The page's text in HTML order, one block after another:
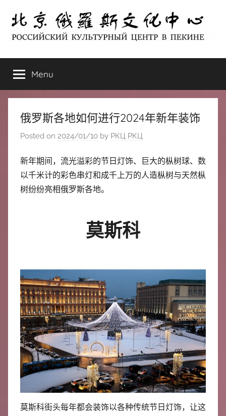
content
北
京
俄
罗
斯
文
ЦЕНТР
В
ПЕКИНЕ
Menu
俄罗斯各地如何进行2024年新年装饰
Posted on 2024/01/10 by РКЦ РКЦ
新年期间，流光溢彩的节日灯饰、巨大的枞树球、数
以千米计的彩色串灯和成千上万的人造枞树与天然枞
树纷纷亮相俄罗斯各地。
莫斯科
莫斯科街头每年都会装饰以各种传统节日灯饰，让这